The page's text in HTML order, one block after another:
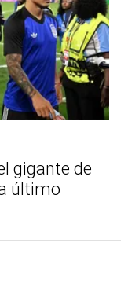
gigante de
último